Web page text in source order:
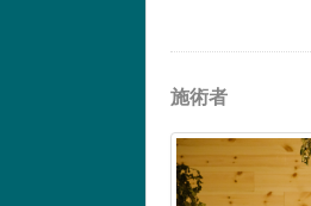
施術者